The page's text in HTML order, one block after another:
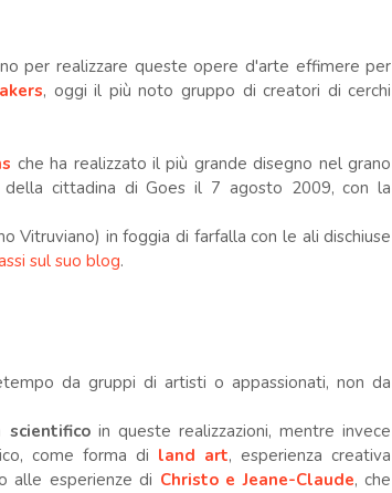
per realizzare queste opere d'arte effimere per
, oggi il più noto gruppo di creatori di cerchi
che ha realizzato il più grande disegno nel grano
cittadina di Goes il 7 agosto 2009, con la
Vitruviano) in foggia di farfalla con le ali dischiuse
sul suo blog.
da gruppi di artisti o appassionati, non da
in queste realizzazioni, mentre invece
come forma di land art, esperienza creativa
alle esperienze di Christo e Jeane-Claude, che